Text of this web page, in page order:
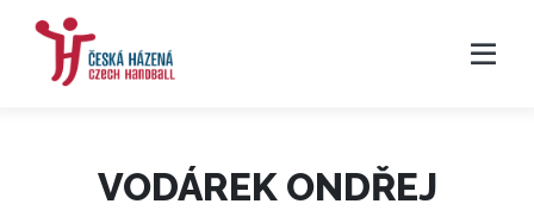
VODÁREK ONDŘEJ